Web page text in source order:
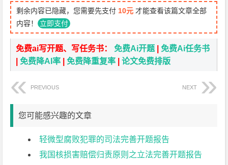
剩余内容已隐藏，您需要先支付 10元 才能查看该篇文章全部
内容！ 立即支付
免费ai写开题、写任务书：免费Ai开题 |免费Ai任务书
|免费降AI率 |免费降重复率 |论文免费排版
PREVIOUS NEXT
您可能感兴趣的文章
轻微型腐败犯罪的司法完善开题报告
我国核损害赔偿归责原则之立法完善开题报告